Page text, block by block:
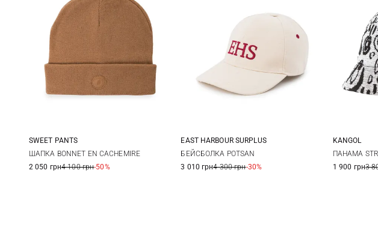
One size
SWEET PANTS
ШАПКА BONNET EN CACHEMIRE
2 050 грн4 100 грн-50%
One size
EAST HARBOUR SURPLUS
БЕЙСБОЛКА POTSAN
3 010 грн4 300 грн-30%
M
KANGOL
ПАНАМА
1 900 грн3